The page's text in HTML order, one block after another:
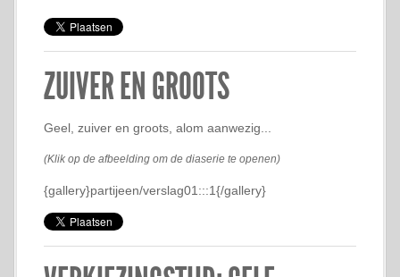
ZUIVER EN GROOTS
Geel, zuiver en groots, alom aanwezig...
(Klik op de afbeelding om de diaserie te openen)
{gallery}partijeen/verslag01:::1{/gallery}